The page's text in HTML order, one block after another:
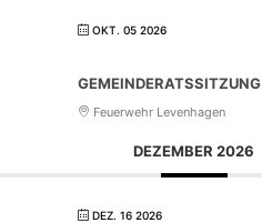
OKT. 05 2026
GEMEINDERATSSITZUNG
Feuerwehr Levenhagen
DEZEMBER 2026
DEZ. 16 2026